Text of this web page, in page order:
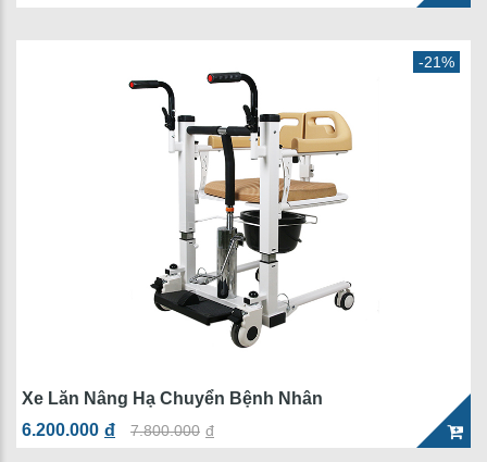
-21%
Xe Lăn Nâng Hạ Chuyển Bệnh Nhân
6.200.000 đ 7.800.000 đ